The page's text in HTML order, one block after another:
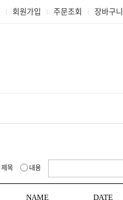
회원가입 주문조회 장바구니
제목 내용
NAME DATE